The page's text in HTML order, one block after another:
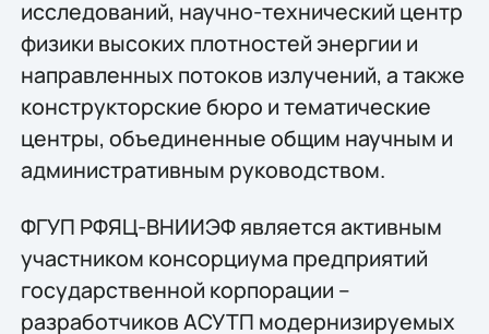
исследований, научно-технический центр
физики высоких плотностей энергии и
направленных потоков излучений, а также
конструкторские бюро и тематические
центры, объединенные общим научным и
административным руководством.
ФГУП РФЯЦ-ВНИИЭФ является активным
участником консорциума предприятий
государственной корпорации –
разработчиков АСУТП модернизируемых